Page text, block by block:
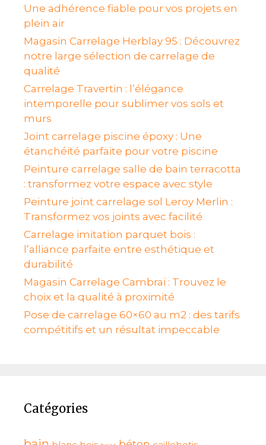
Une adhérence fiable pour vos projets en
plein air
Magasin Carrelage Herblay 95 : Découvrez
notre large sélection de carrelage de
qualité
Carrelage Travertin : l’élégance
intemporelle pour sublimer vos sols et
murs
Joint carrelage piscine époxy : Une
étanchéité parfaite pour votre piscine
Peinture carrelage salle de bain terracotta
: transformez votre espace avec style
Peinture joint carrelage sol Leroy Merlin :
Transformez vos joints avec facilité
Carrelage imitation parquet bois :
l’alliance parfaite entre esthétique et
durabilité
Magasin Carrelage Cambrai : Trouvez le
choix et la qualité à proximité
Pose de carrelage 60×60 au m2 : des tarifs
compétitifs et un résultat impeccable
Catégories